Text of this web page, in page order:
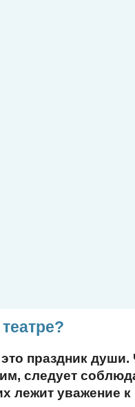
праздник
следует
лежит уважение